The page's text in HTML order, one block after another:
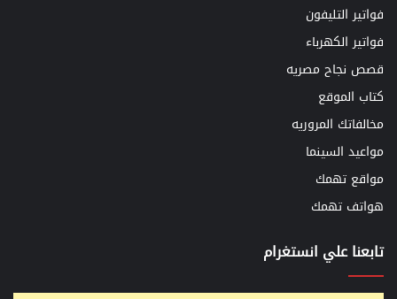
فواتير التليفون
فواتير الكهرباء
قصص نجاح مصريه
كتاب الموقع
مخالفاتك المروريه
مواعيد السينما
مواقع تهمك
هواتف تهمك
تابعنا علي انستغرام